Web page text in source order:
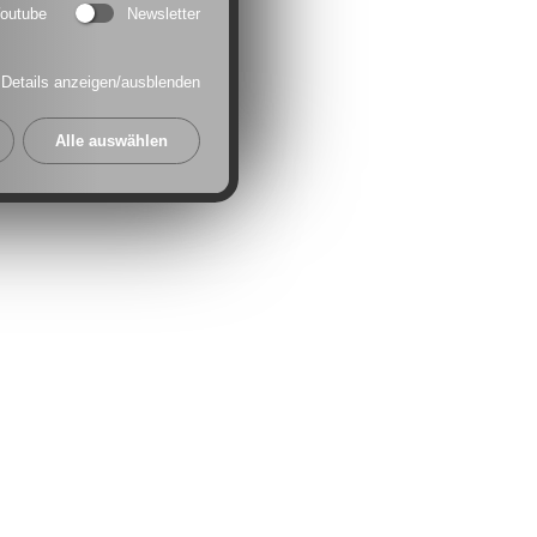
Newsletter
Details anzeigen/ausblenden
Alle auswählen